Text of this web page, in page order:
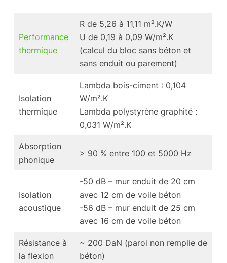
Performance
thermique
R de 5,26 à 11,11 m².K/W
U de 0,19 à 0,09 W/m².K
(calcul du bloc sans béton et
sans enduit ou parement)
Isolation
thermique
Lambda bois-ciment : 0,104
W/m².K
Lambda polystyrène graphité :
0,031 W/m².K
Absorption
phonique
> 90 % entre 100 et 5000 Hz
Isolation
acoustique
-50 dB – mur enduit de 20 cm
avec 12 cm de voile béton
-56 dB – mur enduit de 25 cm
avec 16 cm de voile béton
Résistance à
la flexion
~ 200 DaN (paroi non remplie de
béton)